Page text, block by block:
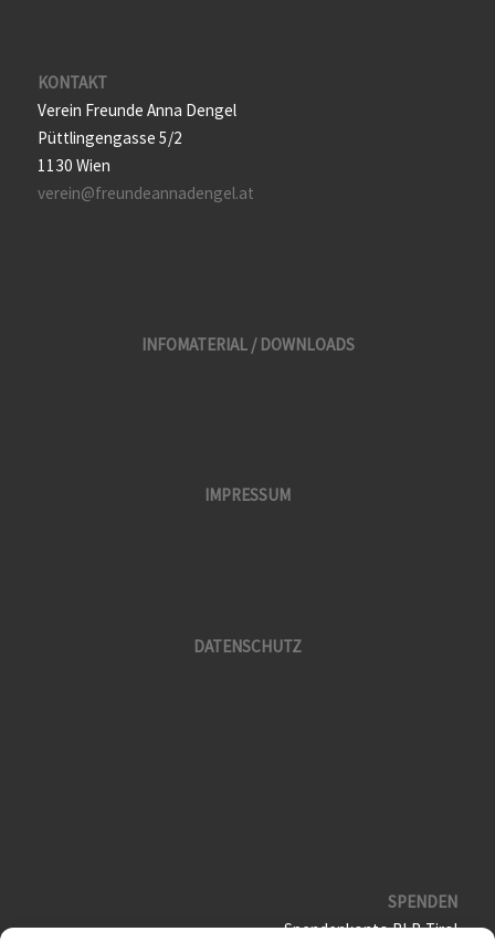
KONTAKT
Verein Freunde Anna Dengel
Püttlingengasse 5/2
1130 Wien
verein@freundeannadengel.at
INFOMATERIAL / DOWNLOADS
IMPRESSUM
DATENSCHUTZ
SPENDEN
Spendenkonto RLB Tirol